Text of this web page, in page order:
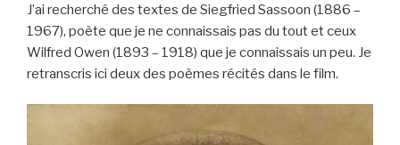
J’ai recherché des textes de Siegfried Sassoon (1886 –
1967), poète que je ne connaissais pas du tout et ceux
Wilfred Owen (1893 – 1918) que je connaissais un peu. Je
retranscris ici deux des poèmes récités dans le film.